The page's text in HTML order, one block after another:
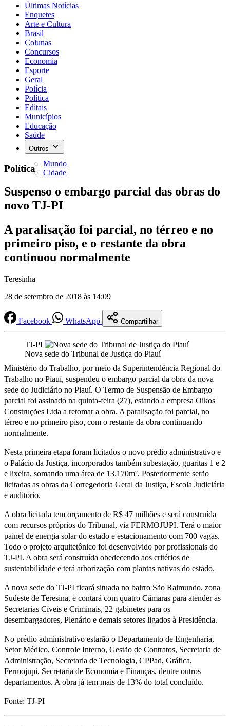
Últimas Notícias
Enquetes
Arte e Cultura
Brasil
Colunas
Concursos
Economia
Esporte
Geral
Polícia
Política
Editais
Municípios
Educação
Saúde
Outros
Mundo
Cidade
Política
Suspenso o embargo parcial das obras do
novo TJ-PI
A paralisação foi parcial, no térreo e no
primeiro piso, e o restante da obra
continuou normalmente
Teresinha
28 de setembro de 2018 às 14:09
Facebook WhatsApp Compartilhar
TJ-PI
Nova sede do Tribunal de Justiça do Piauí
Ministério do Trabalho, por meio da Superintendência Regional do
Trabalho no Piauí, suspendeu o embargo parcial da obra da nova
sede do Judiciário no Piauí. O Termo de Suspensão de Embargo
parcial foi assinado na quinta-feira (27), estando a empresa Oikos
Construções Ltda a retomar a obra. A paralisação foi parcial, no
térreo e no primeiro piso, com o restante da obra continuando
normalmente.
Nesta primeira etapa foram licitados o novo prédio administrativo e
o Palácio da Justiça, incorporados também subestação, guaritas 1 e 2
e lixeira, somando uma área de 13.170m². Posteriormente serão
licitadas as obras da Corregedoria Geral da Justiça, Escola Judiciária
e auditório.
A obra licitada tem orçamento de R$ 47 milhões e será construída
com recursos próprios do Tribunal, via FERMOJUPI. Terá o maior
painel de energia solar do estado e estacionamento com 700 vagas.
Todo o projeto arquitetônico foi desenvolvido por profissionais do
TJ-PI. A obra será construída obedecendo aos critérios de
sustentabilidade e terá arborização com plantas nativas do estado.
A nova sede do TJ-PI ficará situada no bairro São Raimundo, zona
Sudeste de Teresina, e contará com quatro Câmaras para atender as
Secretarias Cíveis e Criminais, 22 gabinetes para os
desembargadores, Plenário e demais setores ligados à Presidência.
No prédio administrativo estarão o Departamento de Engenharia,
Setor Médico, Controle Interno, Gestão de Contratos, Secretaria de
Administração, Secretaria de Tecnologia, CPPad, Gráfica,
Fermojupi, Secretaria de Economia e Finanças, dentre outros
departamentos. A obra já tem mais de 13% do total concluído.
Fonte: TJ-PI